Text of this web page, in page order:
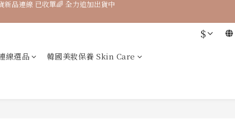
新品連線 已收單🌈 全力追加出貨中
新品連線 已收單🌈 全力追加出貨中
$
線選品
韓國美妝保養 Skin Care